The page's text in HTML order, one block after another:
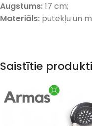
Augstums:17 cm;
Materiāls: putekļu un
Saistītie produkti